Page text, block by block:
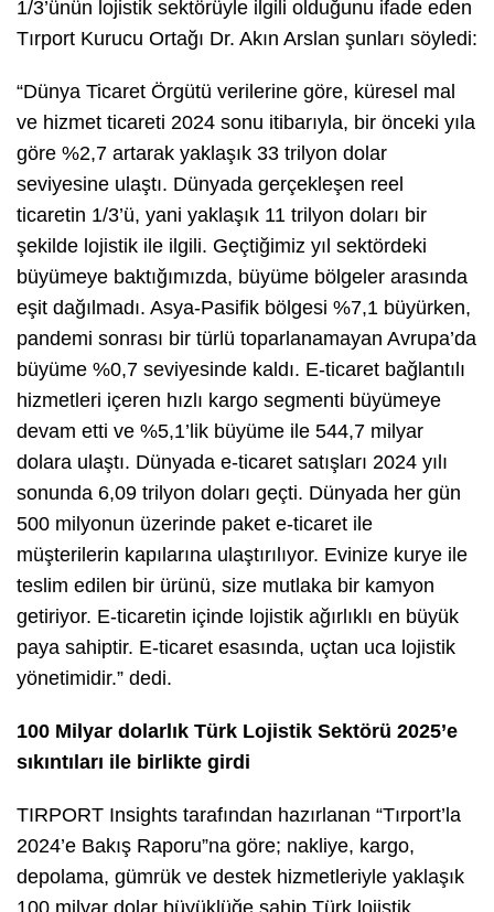
1/3’ünün lojistik sektörüyle ilgili olduğunu ifade eden
Tırport Kurucu Ortağı Dr. Akın Arslan şunları söyledi:
“Dünya Ticaret Örgütü verilerine göre, küresel mal
ve hizmet ticareti 2024 sonu itibarıyla, bir önceki yıla
göre %2,7 artarak yaklaşık 33 trilyon dolar
seviyesine ulaştı. Dünyada gerçekleşen reel
ticaretin 1/3’ü, yani yaklaşık 11 trilyon doları bir
şekilde lojistik ile ilgili. Geçtiğimiz yıl sektördeki
büyümeye baktığımızda, büyüme bölgeler arasında
eşit dağılmadı. Asya-Pasifik bölgesi %7,1 büyürken,
pandemi sonrası bir türlü toparlanamayan Avrupa’da
büyüme %0,7 seviyesinde kaldı. E-ticaret bağlantılı
hizmetleri içeren hızlı kargo segmenti büyümeye
devam etti ve %5,1’lik büyüme ile 544,7 milyar
dolara ulaştı. Dünyada e-ticaret satışları 2024 yılı
sonunda 6,09 trilyon doları geçti. Dünyada her gün
500 milyonun üzerinde paket e-ticaret ile
müşterilerin kapılarına ulaştırılıyor. Evinize kurye ile
teslim edilen bir ürünü, size mutlaka bir kamyon
getiriyor. E-ticaretin içinde lojistik ağırlıklı en büyük
paya sahiptir. E-ticaret esasında, uçtan uca lojistik
yönetimidir.” dedi.
100 Milyar dolarlık Türk Lojistik Sektörü 2025’e
sıkıntıları ile birlikte girdi
TIRPORT Insights tarafından hazırlanan “Tırport’la
2024’e Bakış Raporu”na göre; nakliye, kargo,
depolama, gümrük ve destek hizmetleriyle yaklaşık